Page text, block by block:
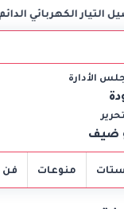
بامتداد النرجس
الأدارة
ضيف
ستات منوعات فن